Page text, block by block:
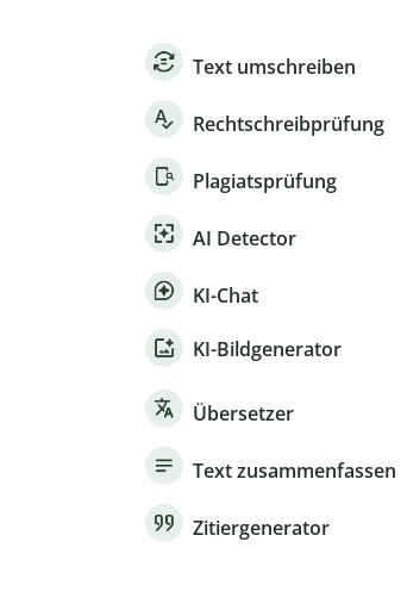
Text umschreiben
Rechtschreibprüfung
Plagiatsprüfung
AI Detector
KI-Chat
KI-Bildgenerator
Übersetzer
Text zusammenfassen
Zitiergenerator